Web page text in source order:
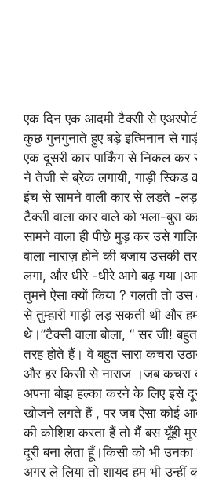
एक दिन एक आदमी टैक्सी से
कुछ गुनगुनाते हुए बड़े इत्मिनान से
एक दूसरी कार पार्किंग से निकल कर
ने तेजी से ब्रेक लगायी, गाड़ी
इंच से सामने वाली कार से लड़ते -
टैक्सी वाला कार वाले को भला-
सामने वाला ही पीछे मुड़ कर उसे
वाला नाराज़ होने की बजाय उसकी
लगा, और धीरे -धीरे आगे बढ़
तुमने ऐसा क्यों किया ? गलती तो
से तुम्हारी गाड़ी लड़ सकती थी और
थे।”टैक्सी वाला बोला, “ सर जी!
तरह होते हैं। वे बहुत सारा कचरा
और हर किसी से नाराज ।जब कचरा
अपना बोझ हल्का करने के लिए इसे
खोजने लगते हैं , पर जब ऐसा कोई
की कोशिश करता हैं तो मैं बस यूँही
दूरी बना लेता हूँ।किसी को भी उनका
अगर ले लिया तो शायद हम भी